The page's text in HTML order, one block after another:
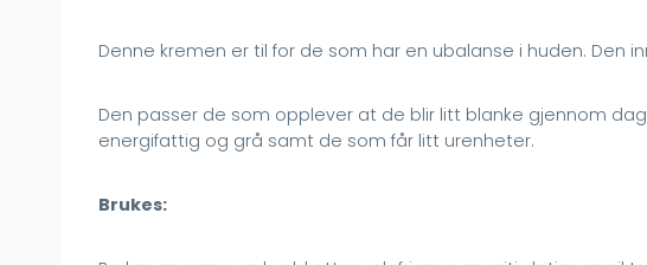
Denne kremen er til for de som har en ubalanse i huden.
Den passer de som opplever at de blir litt blanke gjennom
energifattig og grå samt de som får litt urenheter.
Brukes: